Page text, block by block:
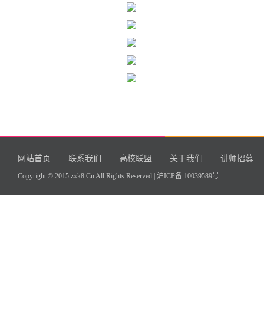
网站首页 联系我们 高校联盟 关于我们 讲师招募
Copyright © 2015 zxk8.Cn All Rights Reserved | 沪ICP备 10039589号